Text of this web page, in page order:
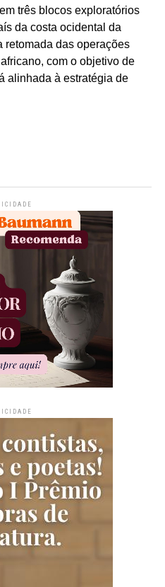
três blocos exploratórios
da costa ocidental da
retomada das operações
com o objetivo de
alinhada à estratégia de